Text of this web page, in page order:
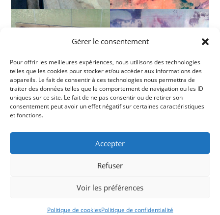
Gérer le consentement
Pour offrir les meilleures expériences, nous utilisons des technologies
telles que les cookies pour stocker et/ou accéder aux informations des
appareils. Le fait de consentir à ces technologies nous permettra de
traiter des données telles que le comportement de navigation ou les ID
uniques sur ce site. Le fait de ne pas consentir ou de retirer son
consentement peut avoir un effet négatif sur certaines caractéristiques
et fonctions.
Accepter
Refuser
Voir les préférences
Politique de cookiesPolitique de confidentialité
Politique de cookies (UE)
Copyright 2026 -Ticoët